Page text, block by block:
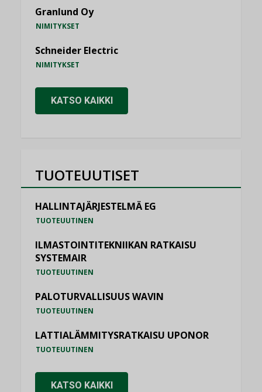
Granlund Oy
NIMITYKSET
Schneider Electric
NIMITYKSET
KATSO KAIKKI
TUOTEUUTISET
HALLINTAJÄRJESTELMÄ EG
TUOTEUUTINEN
ILMASTOINTITEKNIIKAN RATKAISU
SYSTEMAIR
TUOTEUUTINEN
PALOTURVALLISUUS WAVIN
TUOTEUUTINEN
LATTIALÄMMITYSRATKAISU UPONOR
TUOTEUUTINEN
KATSO KAIKKI